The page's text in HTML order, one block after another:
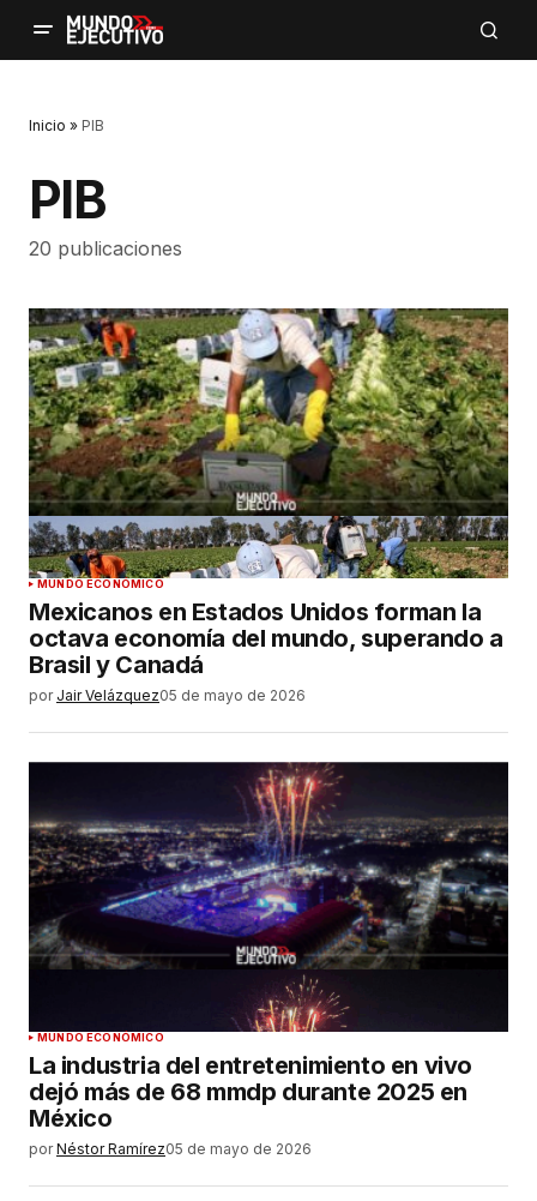
Inicio » PIB
PIB
20 publicaciones
MUNDO ECONÓMICO
Mexicanos en Estados Unidos forman la
octava economía del mundo, superando a
Brasil y Canadá
por Jair Velázquez05 de mayo de 2026
MUNDO ECONÓMICO
La industria del entretenimiento en vivo
dejó más de 68 mmdp durante 2025 en
México
por Néstor Ramírez05 de mayo de 2026